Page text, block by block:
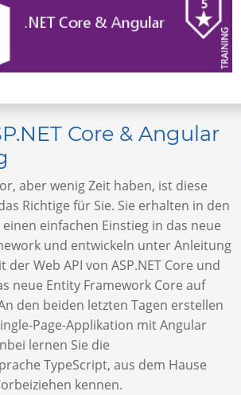
Core & Angular
aber wenig Zeit haben, ist diese
Richtige für Sie. Sie erhalten in den
einfachen Einstieg in das neue
und entwickeln unter Anleitung
der Web API von ASP.NET Core und
neue Entity Framework Core auf
den beiden letzten Tagen erstellen
Page-Applikation mit Angular
lernen Sie die
TypeScript, aus dem Hause
kennen.